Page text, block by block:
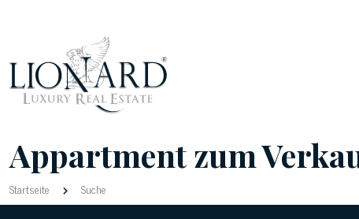
Appartment zum
Startseite Suche